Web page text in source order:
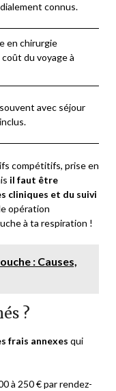
connus.
en chirurgie
du voyage à
avec séjour
compétitifs, prise en
il faut être
cliniques et du suivi
opération
à ta respiration !
: Causes,
?
frais annexes qui
à 250 € par rendez-